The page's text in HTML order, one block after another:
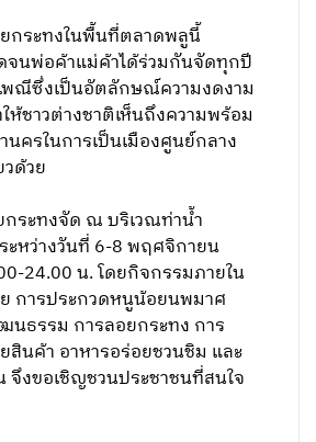
กระทงในพื้นที่ตลาดพลูนี้
จนพ่อค้าแม่ค้าได้ร่วมกันจัดทุกปี
พณีซึ่งเป็นอัตลักษณ์ความงดงาม
ห้ชาวต่างชาติเห็นถึงความพร้อม
ครในการเป็นเมืองศูนย์กลาง
ด้วย
ระทงจัด ณ บริเวณท่าน้ำ
หว่างวันที่ 6-8 พฤศจิกายน
24.00 น. โดยกิจกรรมภายใน
การประกวดหนูน้อยนพมาศ
นธรรม การลอยกระทง การ
สินค้า อาหารอร่อยชวนชิม และ
งขอเชิญชวนประชาชนที่สนใจ